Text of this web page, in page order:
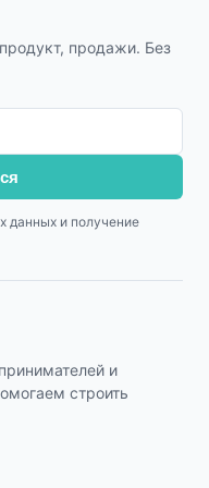
продажи. Без
данных и получение
и
строить